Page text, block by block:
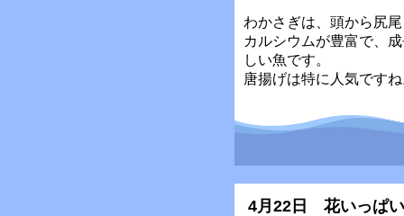
わかさぎは、頭から尻
カルシウムが豊富で、
しい魚です。
唐揚げは特に人気です
4月22日 花いっぱ